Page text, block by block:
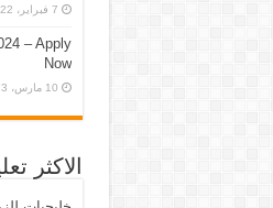
7 فبراير، 2022
– Apply
Now
10 مارس، 2023
الاكثر